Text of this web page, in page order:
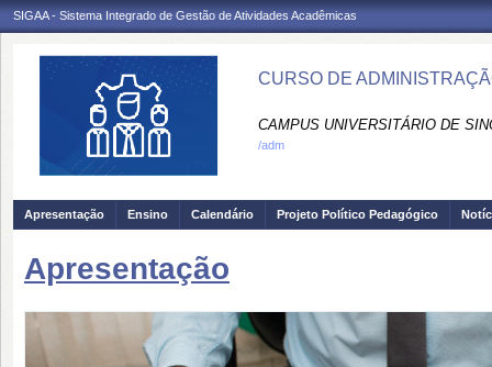
SIGAA - Sistema Integrado de Gestão de Atividades Acadêmicas
CURSO DE
CAMPUS UNIVERSITÁRIO DE
/adm
Apresentação Ensino Calendário Projeto Político Pedagógico
Apresentação